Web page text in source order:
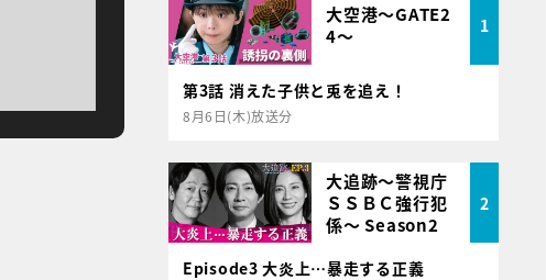
大空港～GATE2
4～
1
第3話 消えた子供と兎を追え！
8月6日(木)放送分
大追跡～警視庁
ＳＳＢＣ強行犯
係～ Season2
2
Episode3 大炎上…暴走する正義